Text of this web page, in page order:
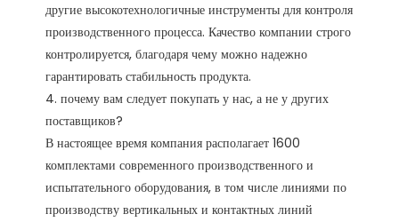
другие высокотехнологичные инструменты для контроля
производственного процесса. Качество компании строго
контролируется, благодаря чему можно надежно
гарантировать стабильность продукта.
4. почему вам следует покупать у нас, а не у других
поставщиков?
В настоящее время компания располагает 1600
комплектами современного производственного и
испытательного оборудования, в том числе линиями по
производству вертикальных и контактных линий